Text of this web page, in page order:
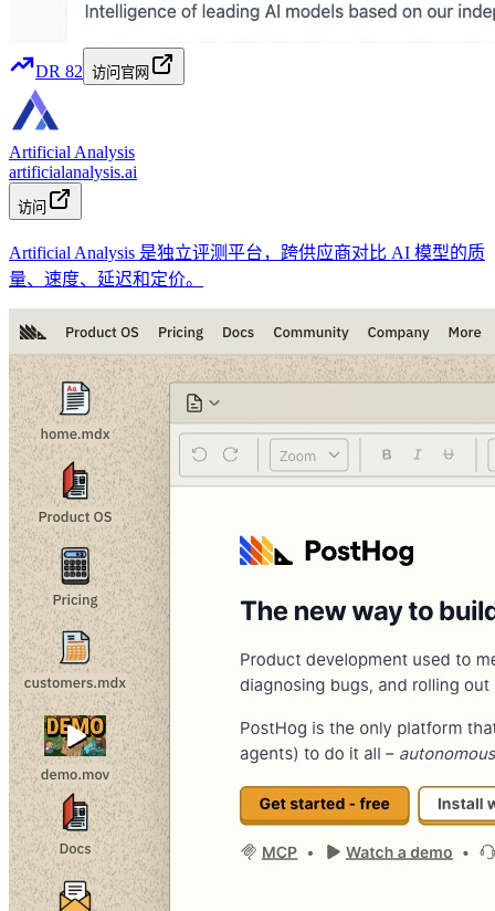
DR 82 访问官网
Artificial Analysis
artificialanalysis.ai
访问
Artificial Analysis 是独立评测平台，跨供应商对比 AI 模型的质
量、速度、延迟和定价。